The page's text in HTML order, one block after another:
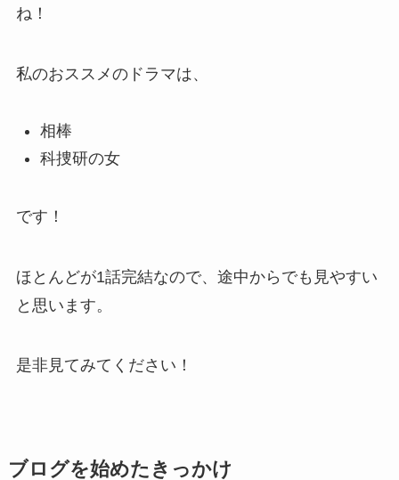
ね！
私のおススメのドラマは、
相棒
科捜研の女
です！
ほとんどが1話完結なので、途中からでも見やすい
と思います。
是非見てみてください！
ブログを始めたきっかけ